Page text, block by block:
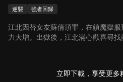
逆襲 強者回歸
江北因替女友蘇倩頂罪，在鎮魔獄
力大增。出獄後，江北滿心歡喜尋
相助緩解。在此過程中，江北的鎮
立即下載，享受更多